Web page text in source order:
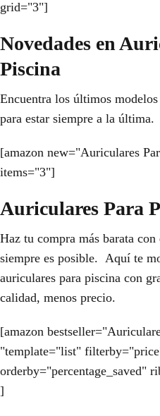
grid="3"]
Novedades en
Piscina
Encuentra los últimos
para estar siempre a la última.
[amazon new="Auriculares
items="3"]
Auriculares Para
Haz tu compra más barata
siempre es posible. Aquí te
auriculares para piscina con
calidad, menos precio.
[amazon
"template="list"
orderby="percentage_saved"
]